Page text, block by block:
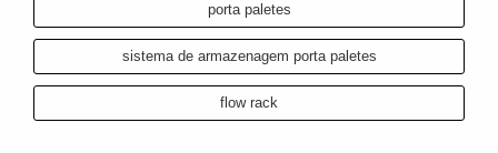
porta paletes
sistema de armazenagem porta paletes
flow rack